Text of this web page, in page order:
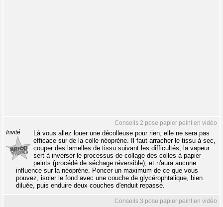
Conseils 2 pose papier peint en vidéo
Invité
Là vous allez louer une décolleuse pour rien, elle ne sera pas
efficace sur de la colle néoprène. Il faut arracher le tissu à sec,
couper des lamelles de tissu suivant les difficultés, la vapeur
sert à inverser le processus de collage des colles à papier-
peints (procédé de séchage réversible), et n'aura aucune
influence sur la néoprène. Poncer un maximum de ce que vous
pouvez, isoler le fond avec une couche de glycérophtalique, bien
diluée, puis enduire deux couches d'enduit repassé.
Conseils 3 pose papier peint en vidéo